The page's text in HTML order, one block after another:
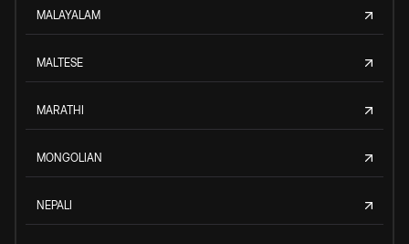
MALAYALAM
MALTESE
MARATHI
MONGOLIAN
NEPALI